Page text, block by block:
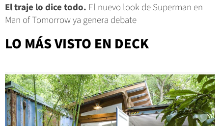
El traje lo dice todo. El nuevo look de Superman en
Man of Tomorrow ya genera debate
LO MÁS VISTO EN DECK